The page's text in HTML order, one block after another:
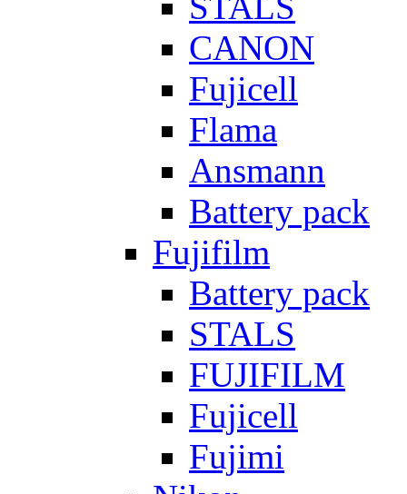
CANON
Fujicell
Flama
Ansmann
Battery pack
Fujifilm
Battery pack
STALS
FUJIFILM
Fujicell
Fujimi